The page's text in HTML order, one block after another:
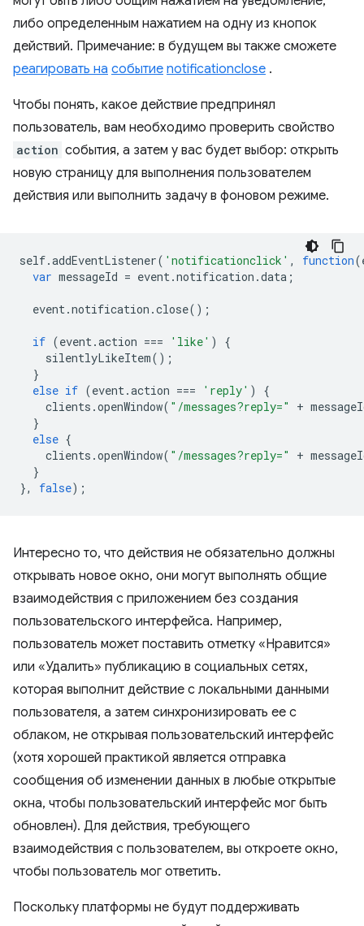
либо определенным нажатием на одну из кнопок
действий. Примечание: в будущем вы также сможете
реагировать на событие notificationclose .
Чтобы понять, какое действие предпринял
пользователь, вам необходимо проверить свойство
action события, а затем у вас будет выбор: открыть
новую страницу для выполнения пользователем
действия или выполнить задачу в фоновом режиме.
self.addEventListener( 'notificationclick' , function(
var messageId = event.notification .data ;
event.notification .close();
if (event.action === 'like' )
{
silentlyLikeItem();
}
else if (event.action === 'reply' )
{
clients .openWindow( "/messages?reply=" +
}
else {
clients .openWindow( "/messages?reply=" +
}
},
false);
Интересно то, что действия не обязательно должны
открывать новое окно, они могут выполнять общие
взаимодействия с приложением без создания
пользовательского интерфейса. Например,
пользователь может поставить отметку «Нравится»
или «Удалить» публикацию в социальных сетях,
которая выполнит действие с локальными данными
пользователя, а затем синхронизировать ее с
облаком, не открывая пользовательский интерфейс
(хотя хорошей практикой является отправка
сообщения об изменении данных в любые открытые
окна, чтобы пользовательский интерфейс мог быть
обновлен). Для действия, требующего
взаимодействия с пользователем, вы откроете окно,
чтобы пользователь мог ответить.
Поскольку платформы не будут поддерживать